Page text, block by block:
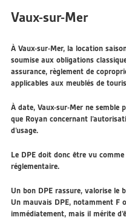
Vaux-sur-Mer
À Vaux-sur-Mer, la location
soumise aux obligations
assurance, règlement de
applicables aux meublés de
À date, Vaux-sur-Mer ne semble
que Royan concernant
d’usage.
Le DPE doit donc être vu
réglementaire.
Un bon DPE rassure, valorise le
Un mauvais DPE, notamment F
immédiatement, mais il mérite